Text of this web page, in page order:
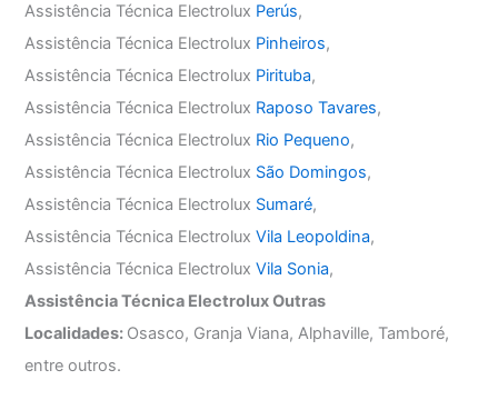
Assistência Técnica Electrolux Perús,
Assistência Técnica Electrolux Pinheiros,
Assistência Técnica Electrolux Pirituba,
Assistência Técnica Electrolux Raposo Tavares,
Assistência Técnica Electrolux Rio Pequeno,
Assistência Técnica Electrolux São Domingos,
Assistência Técnica Electrolux Sumaré,
Assistência Técnica ElectroluxVila Leopoldina,
Assistência Técnica ElectroluxVila Sonia,
Assistência Técnica Electrolux Outras
Localidades: Osasco, Granja Viana, Alphaville, Tamboré,
entre outros.